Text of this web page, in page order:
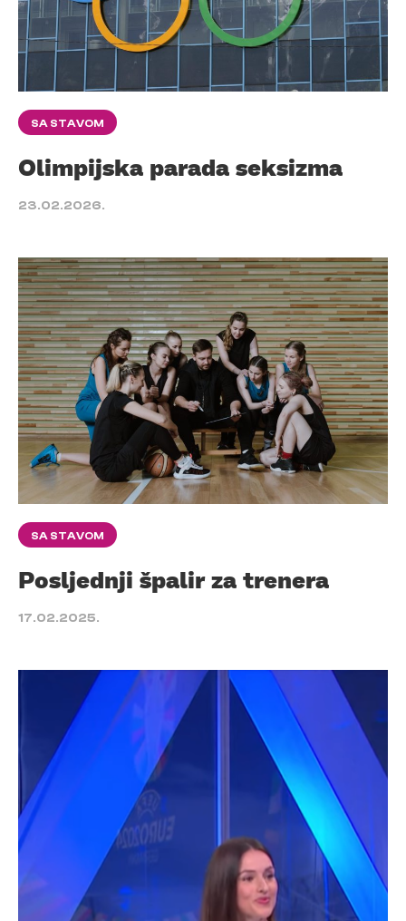
SA STAVOM
Olimpijska parada seksizma
23.02.2026.
SA STAVOM
Posljednji špalir za trenera
17.02.2025.